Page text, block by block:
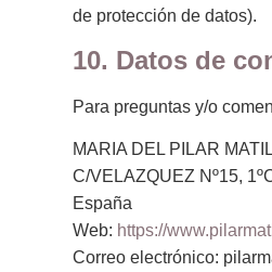
de protección de datos).
10. Datos de
Para preguntas y/o
MARIA DEL PILAR
C/VELAZQUEZ Nº15,
España
Web: https://
Correo electrónico: